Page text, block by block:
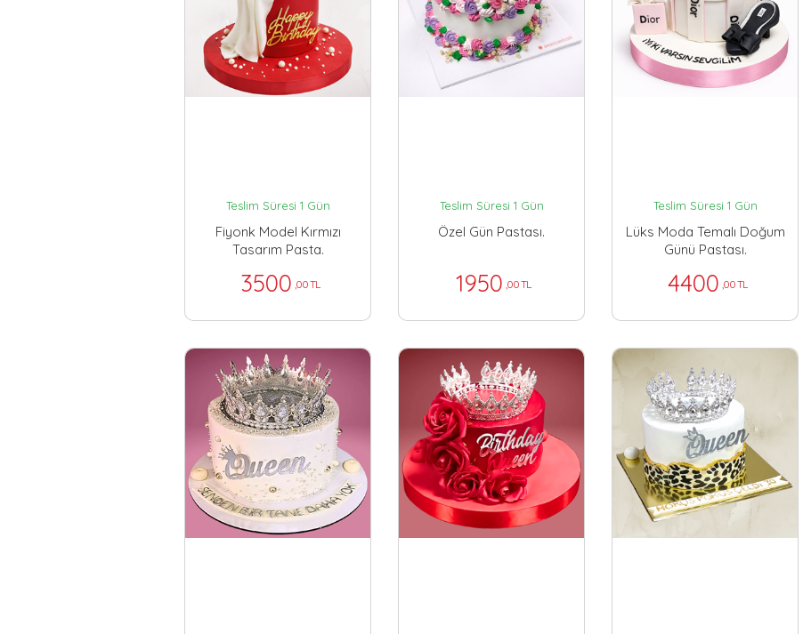
Teslim Süresi 1 Gün
Fiyonk Model Kırmızı
Tasarım Pasta.
3500 ,00 TL
Teslim Süresi 1 Gün
Özel Gün Pastası.
1950 ,00 TL
Teslim Süresi 1 Gün
Lüks Moda Temalı Doğum
Günü Pastası.
4400 ,00 TL